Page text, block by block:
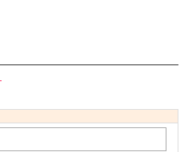
ショッピングインフォメーション